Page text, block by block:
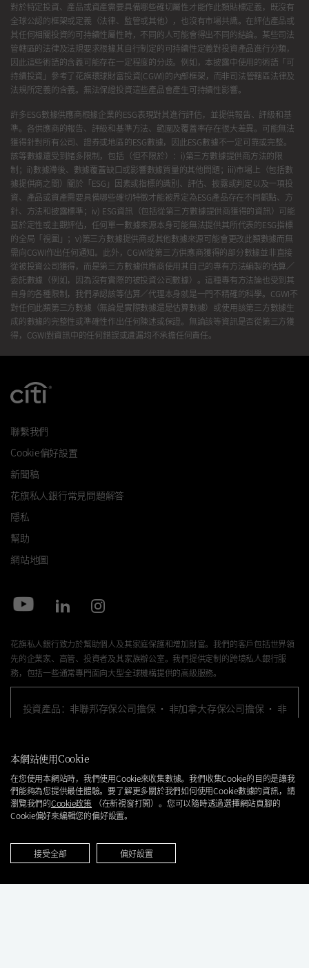
對於特定投資、產品或資產需要具備哪些確切屬性才能作此類貼標定義，既沒有
全球公認的框架或定義（法律、監管或其他），也沒有市場共識。在評估產品或
其任何相關投資的可持續性屬性時，不同的人可能會得出不同的結論。某些司法
管轄區的法律及法規要求根據其自行制定的可持續性定義對投資產品進行分類，
因此這些術語的含義可能存在一定程度的分歧。例如，本披露中使用的術語「可
持續投資」參考了花旗環球財富投資(CGWI)的內部框架，而非司法管轄區法律及
法規所定義的含義。無法保證投資這些產品會產生可持續性影響。
許多ESG數據供應商根據企業的ESG表現對其進行評估，並提供報告、評級和基
準。各供應商的報告、評級和基準方法、範圍及覆蓋率存在很大差異。可能無法
獲得針對所有公司、證券或地區的ESG數據，因此ESG數據不一定可靠或完整。
該等數據還受到諸多限制，包括（但不限於）：i)第三方數據提供商方法的限
制；ii)數據滯後、數據覆蓋缺口或影響數據質量的其他問題；iii)市場上（包括數
據提供商之間）關於「ESG」因素或指標的識別、評估、披露或判定以及一項投
資、產品或資產需要具備哪些確切特徵才能被界定為ESG產品存在不同觀點、方
針、方法和披露標準；iv) ESG資訊（包括從第三方數據提供商獲得的資訊）可能
基於定性或主觀評估，任何單一數據來源本身可能無法提供其所代表的ESG指標
的全局「視圖」；v)第三方數據提供商或其他數據來源可能會更改此類數據而無
需向CGWI作出任何通知。此外，CGWI從第三方供應商獲得的部分數據並非直接
從被投資公司獲得，而是第三方數據供應商使用其自己的專有方法編製的估算／
委託數據（例如，因為沒有實際的被投資公司數據）。這種專有方法論也受到其
自身的各種限制，我們承認該等估算／代理本身就是一門不精確的科學。CGWI不
對任何此類第三方數據（無論是實際數據還是估算數據）或使用該第三方數據生
成的數據的完整性或準確性作出任何陳述或保證。無論該等資訊是否從第三方獲
得，CGWI對資訊中的任何錯誤或遺漏均不承擔任何責任。
聯繫我們
Cookie偏好設置
新聞稿
花旗私人銀行常見問題解答
隱私
幫助
網站地圖
花旗私人銀行致力於幫助個人及其家庭保護和增加財富。我們的客戶包括世界領
先的企業家、高管、投資者及其家族辦公室。我們提供定制的跨境私人銀行服
務，包括一些通常專門面向大型全球機構提供的高級服務。
投資產品：非聯邦存保公司擔保 · 非加拿大存保公司擔保 · 非
花旗私人銀行是花旗集團（
行和非銀行關聯機構，爲客戶提供廣泛的產品和服務。並非所有關聯機構或地點
皆提供所有的產品和服務。在美國地區，投資產品及服務是通過花旗環球金融有
限公司（“CGMI”），其是FINRA及SIPC會員，以及Citi Private Alternatives,
LLC（“CPA”），其是FINRA以及SIPC
皆爲受花旗集團控制的關聯企業。
理服務（包括投資組合管理）通過CGMI、花旗銀行以及其他關聯顧問企業提供。
本網站使用Cookie
在您使用本網站時，我們使用Cookie來收集數據。我們收集Cookie的目的是讓我
們能夠為您提供最佳體驗。要了解更多關於我們如何使用Cookie數據的資訊，請
瀏覽我們的Cookie政策 （在新視窗打開）。您可以隨時透過選擇網站頁腳的
Cookie偏好來編輯您的偏好設置。
接受全部 偏好設置